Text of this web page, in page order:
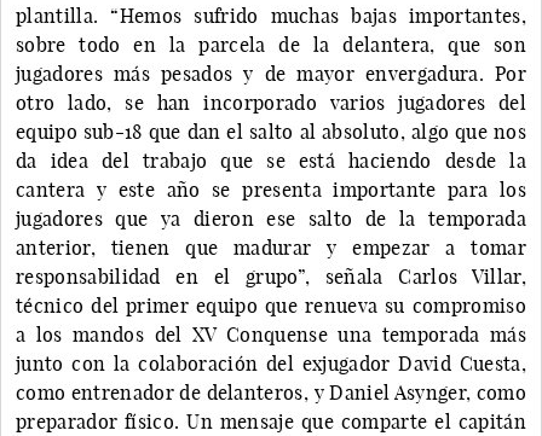
plantilla. “Hemos sufrido muchas bajas importantes,
sobre todo en la parcela de la delantera, que son
jugadores más pesados y de mayor envergadura. Por
otro lado, se han incorporado varios jugadores del
equipo sub-18 que dan el salto al absoluto, algo que nos
da idea del trabajo que se está haciendo desde la
cantera y este año se presenta importante para los
jugadores que ya dieron ese salto de la temporada
anterior, tienen que madurar y empezar a tomar
responsabilidad en el grupo”, señala Carlos Villar,
técnico del primer equipo que renueva su compromiso
a los mandos del XV Conquense una temporada más
junto con la colaboración del exjugador David Cuesta,
como entrenador de delanteros, y Daniel Asynger, como
preparador físico. Un mensaje que comparte el capitán